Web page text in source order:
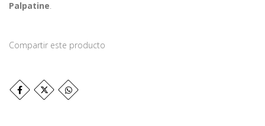
Palpatine
Compartir este producto